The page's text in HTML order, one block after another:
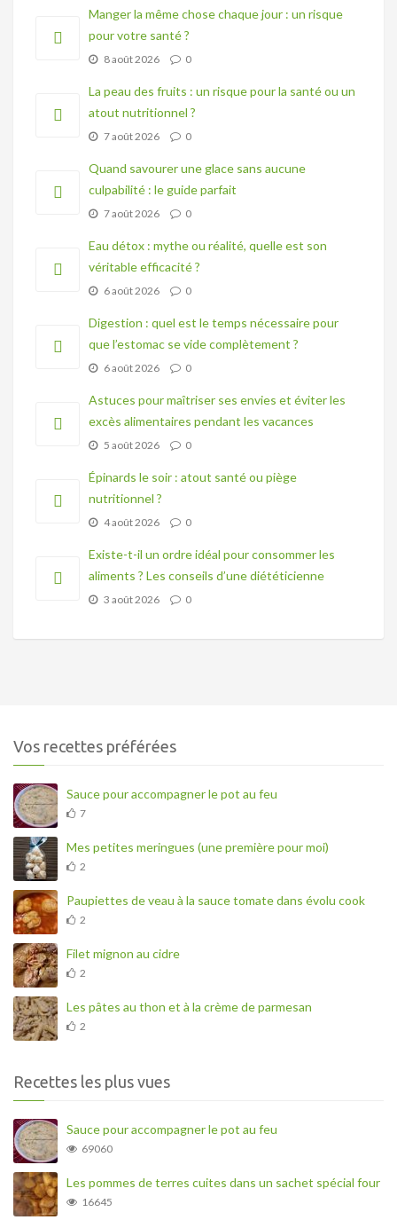
Manger la même chose chaque jour : un risque
pour votre santé ?
8 août 2026 0
La peau des fruits : un risque pour la santé ou un
atout nutritionnel ?
7 août 2026 0
Quand savourer une glace sans aucune
culpabilité : le guide parfait
7 août 2026 0
Eau détox : mythe ou réalité, quelle est son
véritable efficacité ?
6 août 2026 0
Digestion : quel est le temps nécessaire pour
que l’estomac se vide complètement ?
6 août 2026 0
Astuces pour maîtriser ses envies et éviter les
excès alimentaires pendant les vacances
5 août 2026 0
Épinards le soir : atout santé ou piège
nutritionnel ?
4 août 2026 0
Existe-t-il un ordre idéal pour consommer les
aliments ? Les conseils d’une diététicienne
3 août 2026 0
Vos recettes préférées
Sauce pour accompagner le pot au feu
7
Mes petites meringues (une première pour moi)
2
Paupiettes de veau à la sauce tomate dans évolu cook
2
Filet mignon au cidre
2
Les pâtes au thon et à la crème de parmesan
2
Recettes les plus vues
Sauce pour accompagner le pot au feu
69060
Les pommes de terres cuites dans un sachet spécial four
16645